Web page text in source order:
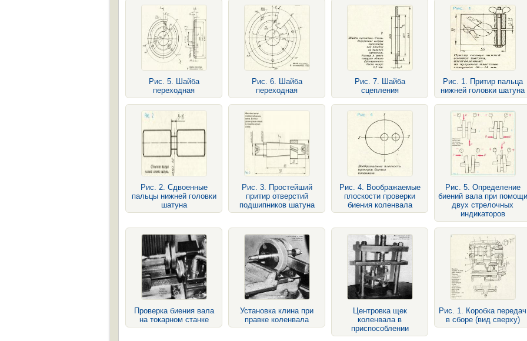
Рис. 5. Шайба
переходная
Рис. 6. Шайба
переходная
Рис. 7. Шайба
сцепления
Рис. 1. Притир пальца
нижней головки шатуна
Рис. 2. Сдвоенные
пальцы нижней головки
шатуна
Рис. 3. Простейший
притир отверстий
подшипников шатуна
Рис. 4. Воображаемые
плоскости проверки
биения коленвала
Рис. 5. Определение
биений вала при помощи
двух стрелочных
индикаторов
Проверка биения вала
на токарном станке
Установка клина при
правке коленвала
Центровка щек
коленвала в
приспособлении
Рис. 1. Коробка передач
в сборе (вид сверху)